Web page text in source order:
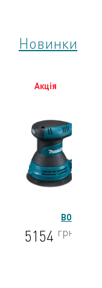
Новинки
Акція
BO5030
5154 грн